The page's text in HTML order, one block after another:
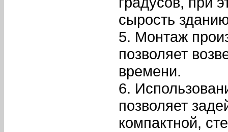
сырость
5. Монтаж
позволяет
времени.
6.
позволяет
компактной,